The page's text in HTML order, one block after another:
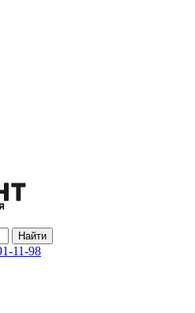
11-98